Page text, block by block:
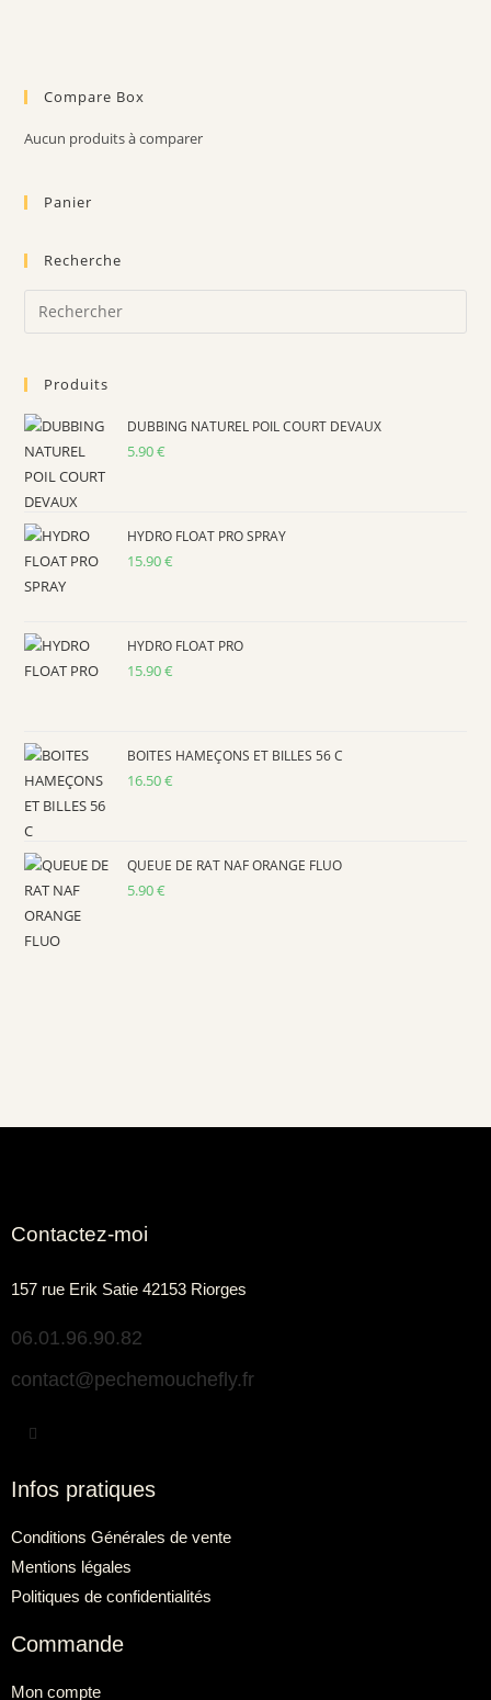
Compare Box
Aucun produits à comparer
Panier
Recherche
Produits
DUBBING NATUREL POIL COURT DEVAUX
5.90€
HYDRO FLOAT PRO SPRAY
15.90€
HYDRO FLOAT PRO
15.90€
BOITES HAMEÇONS ET BILLES 56 C
16.50€
QUEUE DE RAT NAF ORANGE FLUO
5.90€
Contactez-moi
157 rue Erik Satie 42153 Riorges
06.01.96.90.82
contact@pechemouchefly.fr
Infos pratiques
Conditions Générales de vente
Mentions légales
Politiques de confidentialités
Commande
Mon compte